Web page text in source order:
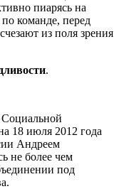
пиарясь на
команде, перед
из поля зрения
.
18 июля 2012 года
Андреем
не более чем
под